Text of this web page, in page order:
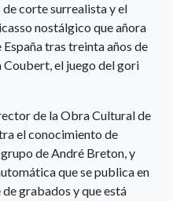
corte surrealista y el
nostálgico que añora
tras treinta años de
Coubert, el juego del gori
de la Obra Cultural de
el conocimiento de
de André Breton, y
que se publica en
grabados y que está